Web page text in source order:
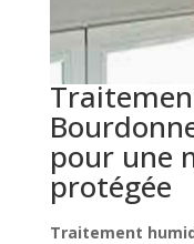
pour une
protégée
Traitement